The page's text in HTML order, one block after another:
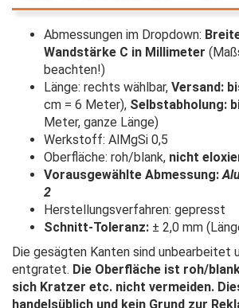
Abmessungen im Dropdown:
Wandstärke C in Millimeter
beachten!)
Länge: rechts wählbar, Versand:
cm = 6 Meter), Selbstabholung:
Meter, ganze Länge)
Werkstoff: AlMgSi 0,5
Oberfläche: roh/blank, nicht
Vorausgewählte Abmessung:
2
Herstellungsverfahren: gepresst
Schnitt-Toleranz: ± 2,0 mm
Die gesägten Kanten sind unbearbeitet
entgratet. Die Oberfläche ist roh/
sich Kratzer etc. nicht vermeiden.
handelsüblich und kein Grund zur